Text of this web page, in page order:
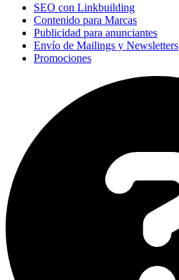
SEO con Linkbuilding
Contenido para Marcas
Publicidad para anunciantes
Envío de Mailings y Newsletters
Promociones